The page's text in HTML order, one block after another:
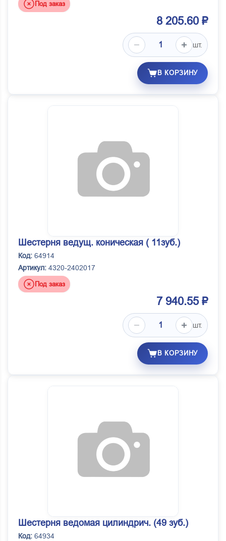
Под заказ
8 205.60 ₽
шт.
В КОРЗИНУ
Шестерня ведущ. коническая ( 11зуб.)
Код: 64914
Артикул: 4320-2402017
Под заказ
7 940.55 ₽
шт.
В КОРЗИНУ
Шестерня ведомая цилиндрич. (49 зуб.)
Код: 64934